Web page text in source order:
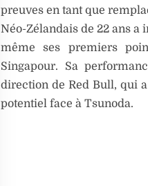
preuves en tant que
Néo-Zélandais de 22 ans
même ses premiers
Singapour. Sa
direction de Red Bull, qui
potentiel face à Tsunoda.